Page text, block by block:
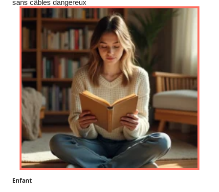
sans câbles dangereux
Enfant